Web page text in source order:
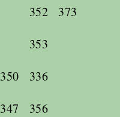
352
373
353
350
336
347
356